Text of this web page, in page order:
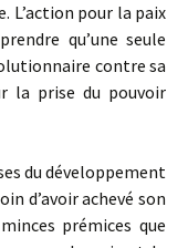
pour la paix
qu’une seule
contre sa
la prise du pouvoir
du développement
d’avoir achevé son
prémices que